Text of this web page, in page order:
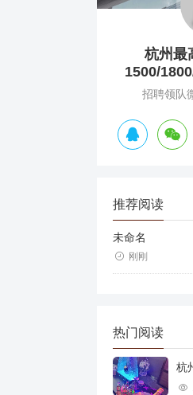
杭州最
1500/
招聘领队
推荐阅读
未命名
刚刚
热门阅读